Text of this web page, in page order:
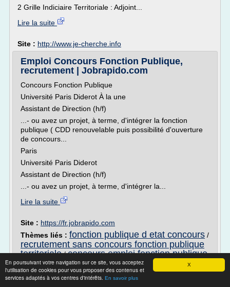
X
En poursuivant votre navigation sur ce site, vous acceptez
l'utilisation de cookies pour vous proposer des contenus et
services adaptés à vos centres d'intérêts. En savoir plus
2 Grille Indiciaire Territoriale : Adjoint...
Lire la suite
Site : http://www.je-cherche.info
Emploi Concours Fonction Publique,
recrutement | Jobrapido.com
Concours Fonction Publique
Université Paris Diderot À la une
Assistant de Direction (h/f)
...- ou avez un projet, à terme, d'intégrer la fonction
publique ( CDD renouvelable puis possibilité d'ouverture
de concours...
Paris
Université Paris Diderot
Assistant de Direction (h/f)
...- ou avez un projet, à terme, d'intégrer la...
Lire la suite
Site : https://fr.jobrapido.com
Thèmes liés : fonction publique d etat concours /
recrutement sans concours fonction publique
territoriale/concours emploi fonction publique
territoriale/concours fonction publique paris
recrutement fonction publique sans concours